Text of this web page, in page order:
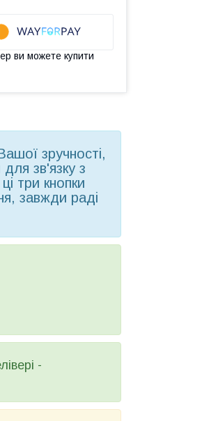
ви можете купити
зручності,
зв'язку з
три кнопки
завжди раді
-